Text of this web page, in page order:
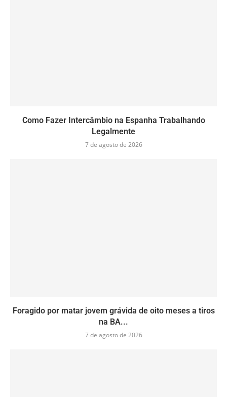
Como Fazer Intercâmbio na Espanha Trabalhando
Legalmente
7 de agosto de 2026
Foragido por matar jovem grávida de oito meses a tiros
na BA...
7 de agosto de 2026